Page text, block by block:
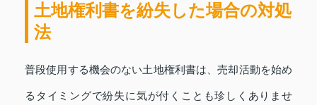
土地権利書を紛失した場合の対処
法
普段使用する機会のない土地権利書は、売却活動を始め
るタイミングで紛失に気が付くことも珍しくありませ